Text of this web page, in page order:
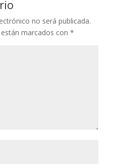
m p
p
ti
r
no será publicada.
marcados con *